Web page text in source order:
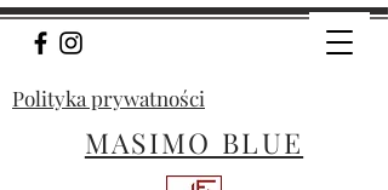
MASIMO BLUE
Polityka prywatności